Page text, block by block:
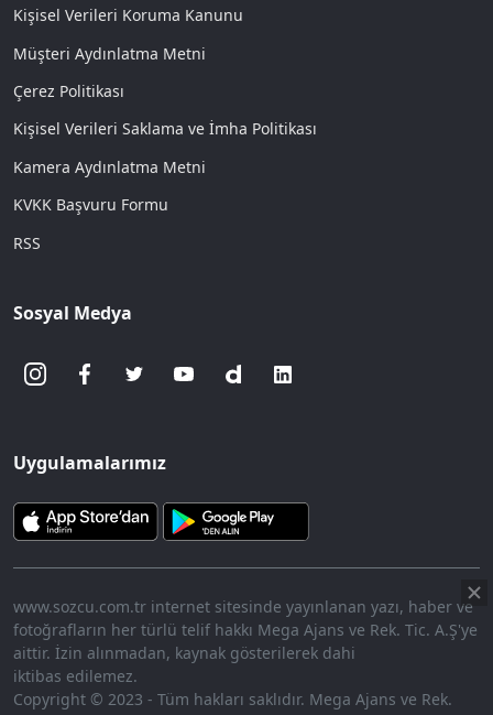
Kişisel Verileri Koruma Kanunu
Müşteri Aydınlatma Metni
Çerez Politikası
Kişisel Verileri Saklama ve İmha Politikası
Kamera Aydınlatma Metni
KVKK Başvuru Formu
RSS
Sosyal Medya
Uygulamalarımız
www.sozcu.com.tr internet sitesinde yayınlanan yazı, haber ve
fotoğrafların her türlü telif hakkı Mega Ajans ve Rek. Tic. A.Ş'ye
aittir. İzin alınmadan, kaynak gösterilerek dahi
iktibas edilemez.
Copyright © 2023 - Tüm hakları saklıdır. Mega Ajans ve Rek.